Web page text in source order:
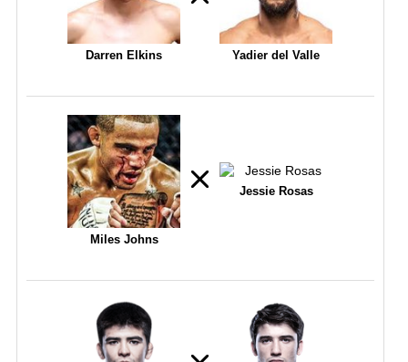
Darren Elkins Yadier del Valle
Miles Johns
Jessie Rosas